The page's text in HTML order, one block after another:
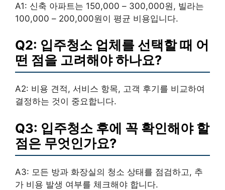
A1: 신축 아파트는 150,000 – 300,000원, 빌라는
100,000 – 200,000원이 평균 비용입니다.
Q2: 입주청소 업체를 선택할 때 어
떤 점을 고려해야 하나요?
A2: 비용 견적, 서비스 항목, 고객 후기를 비교하여
결정하는 것이 중요합니다.
Q3: 입주청소 후에 꼭 확인해야 할
점은 무엇인가요?
A3: 모든 방과 화장실의 청소 상태를 점검하고, 추
가 비용 발생 여부를 체크해야 합니다.